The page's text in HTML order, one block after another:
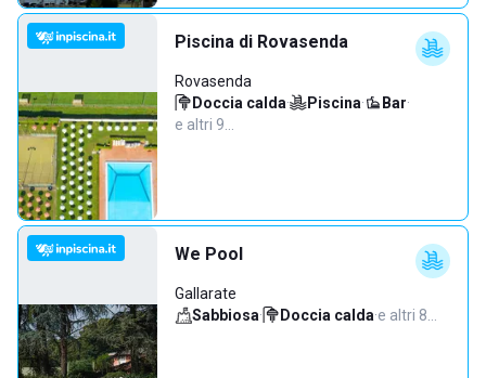
Piscina di Rovasenda
Rovasenda
Doccia calda· Piscina· Bar·
e altri 9…
We Pool
Gallarate
Sabbiosa· Doccia calda·e altri 8…